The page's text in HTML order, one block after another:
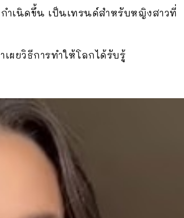
ำเนิดขึ้น เป็นเทรนด์สำหรับหญิงสาวที่
เผยวิธีการทำให้โลกได้รับรู้